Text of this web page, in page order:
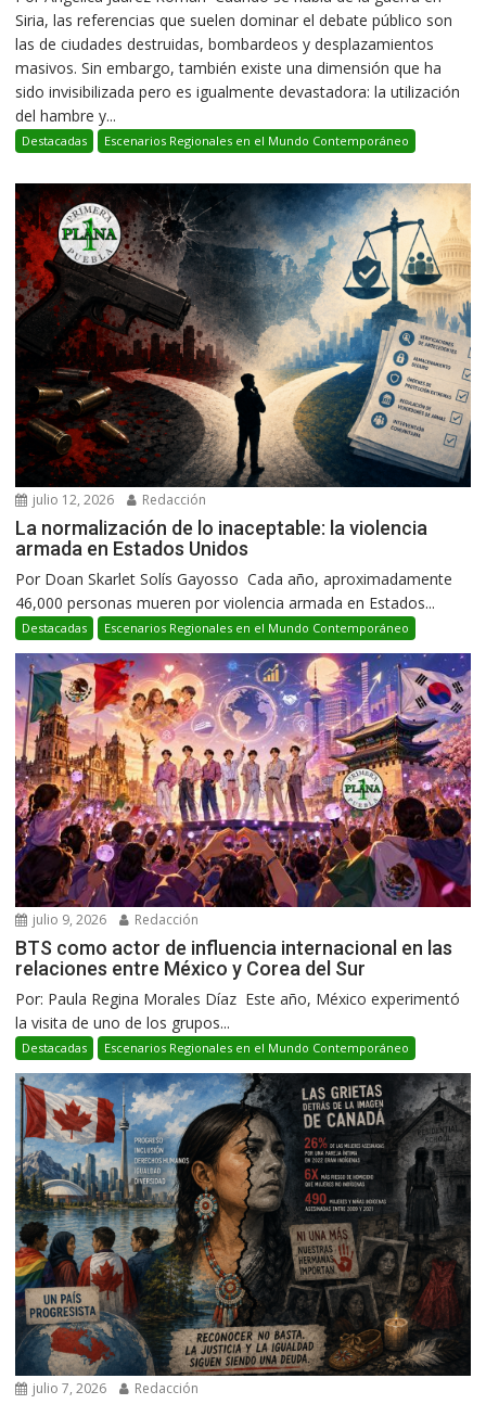
Siria, las referencias que suelen dominar el debate público son
las de ciudades destruidas, bombardeos y desplazamientos
masivos. Sin embargo, también existe una dimensión que ha
sido invisibilizada pero es igualmente devastadora: la utilización
del hambre y...
Destacadas Escenarios Regionales en el Mundo Contemporáneo
julio 12, 2026 Redacción
La normalización de lo inaceptable: la violencia
armada en Estados Unidos
Por Doan Skarlet Solís Gayosso Cada año, aproximadamente
46,000 personas mueren por violencia armada en Estados...
Destacadas Escenarios Regionales en el Mundo Contemporáneo
julio 9, 2026 Redacción
BTS como actor de influencia internacional en las
relaciones entre México y Corea del Sur
Por: Paula Regina Morales Díaz Este año, México experimentó
la visita de uno de los grupos...
Destacadas Escenarios Regionales en el Mundo Contemporáneo
julio 7, 2026 Redacción